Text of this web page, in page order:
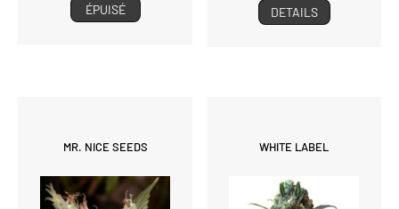
ÉPUISÉ DETAILS
MR. NICE SEEDS WHITE LABEL